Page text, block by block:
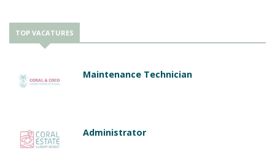
TOP VACATURES
Maintenance Technician
Administrator